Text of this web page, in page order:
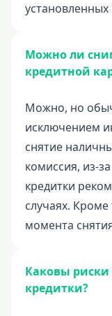
Можно ли
кредитной
Можно, но
исключением
снятие
комиссия, из-
кредитки
случаях.
момента
Каковы
кредитки?